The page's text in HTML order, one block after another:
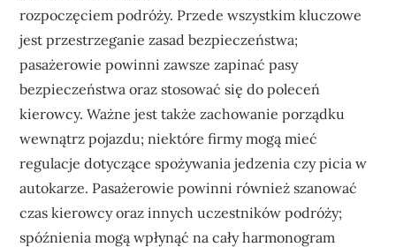
rozpoczęciem podróży. Przede wszystkim kluczowe
jest przestrzeganie zasad bezpieczeństwa;
pasażerowie powinni zawsze zapinać pasy
bezpieczeństwa oraz stosować się do poleceń
kierowcy. Ważne jest także zachowanie porządku
wewnątrz pojazdu; niektóre firmy mogą mieć
regulacje dotyczące spożywania jedzenia czy picia w
autokarze. Pasażerowie powinni również szanować
czas kierowcy oraz innych uczestników podróży;
spóźnienia mogą wpłynąć na cały harmonogram